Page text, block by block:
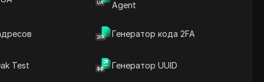
Agent
Генератор кода 2FA
Test Генератор UUID
Download